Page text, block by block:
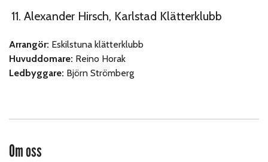
Alexander Hirsch, Karlstad Klätterklubb
Arrangör: Eskilstuna klätterklubb
Huvuddomare: Reino Horak
Ledbyggare: Björn Strömberg
Om oss